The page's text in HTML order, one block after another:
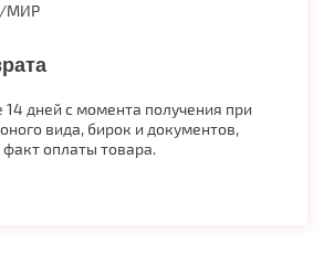
МИР
14 дней с момента получения при
вида, бирок и документов,
оплаты товара.